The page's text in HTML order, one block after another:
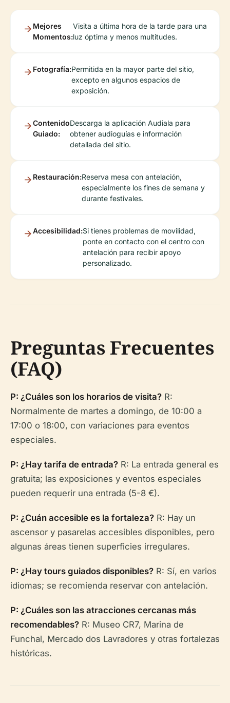
Mejores
Momentos:
Visita a última hora de la tarde para una
luz óptima y menos multitudes.
Fotografía:Permitida en la mayor parte del sitio,
excepto en algunos espacios de
exposición.
Contenido
Guiado:
Descarga la aplicación Audiala para
obtener audioguías e información
detallada del sitio.
Restauración:Reserva mesa con antelación,
especialmente los fines de semana y
durante festivales.
Accesibilidad:Si tienes problemas de movilidad,
ponte en contacto con el centro con
antelación para recibir apoyo
personalizado.
Preguntas Frecuentes
(FAQ)
P: ¿Cuáles son los horarios de visita? R:
Normalmente de martes a domingo, de 10:00 a
17:00 o 18:00, con variaciones para eventos
especiales.
P: ¿Hay tarifa de entrada? R: La entrada general es
gratuita; las exposiciones y eventos especiales
pueden requerir una entrada (5-8 €).
P: ¿Cuán accesible es la fortaleza? R: Hay un
ascensor y pasarelas accesibles disponibles, pero
algunas áreas tienen superficies irregulares.
P: ¿Hay tours guiados disponibles? R: Sí, en varios
idiomas; se recomienda reservar con antelación.
P: ¿Cuáles son las atracciones cercanas más
recomendables? R: Museo CR7, Marina de
Funchal, Mercado dos Lavradores y otras fortalezas
históricas.